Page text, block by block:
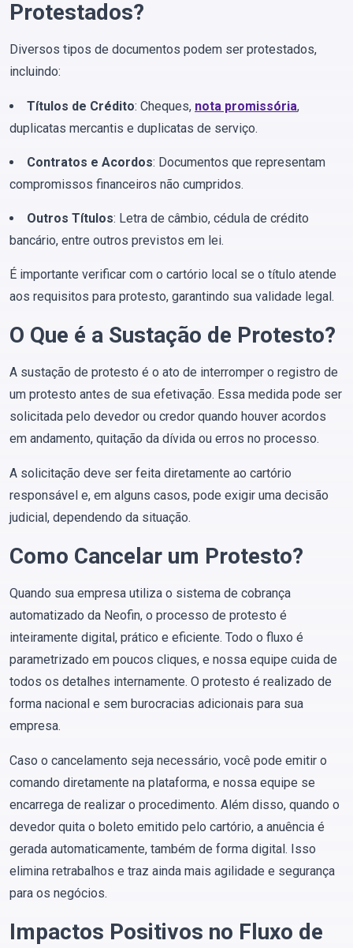
Protestados?
Diversos tipos de documentos podem ser protestados,
incluindo:
Títulos de Crédito: Cheques, nota promissória,
duplicatas mercantis e duplicatas de serviço.
Contratos e Acordos: Documentos que representam
compromissos financeiros não cumpridos.
Outros Títulos: Letra de câmbio, cédula de crédito
bancário, entre outros previstos em lei.
É importante verificar com o cartório local se o título atende
aos requisitos para protesto, garantindo sua validade legal.
O Que é a Sustação de Protesto?
A sustação de protesto é o ato de interromper o registro de
um protesto antes de sua efetivação. Essa medida pode ser
solicitada pelo devedor ou credor quando houver acordos
em andamento, quitação da dívida ou erros no processo.
A solicitação deve ser feita diretamente ao cartório
responsável e, em alguns casos, pode exigir uma decisão
judicial, dependendo da situação.
Como Cancelar um Protesto?
Quando sua empresa utiliza o sistema de cobrança
automatizado da Neofin, o processo de protesto é
inteiramente digital, prático e eficiente. Todo o fluxo é
parametrizado em poucos cliques, e nossa equipe cuida de
todos os detalhes internamente. O protesto é realizado de
forma nacional e sem burocracias adicionais para sua
empresa.
Caso o cancelamento seja necessário, você pode emitir o
comando diretamente na plataforma, e nossa equipe se
encarrega de realizar o procedimento. Além disso, quando o
devedor quita o boleto emitido pelo cartório, a anuência é
gerada automaticamente, também de forma digital. Isso
elimina retrabalhos e traz ainda mais agilidade e segurança
para os negócios.
Impactos Positivos no Fluxo de